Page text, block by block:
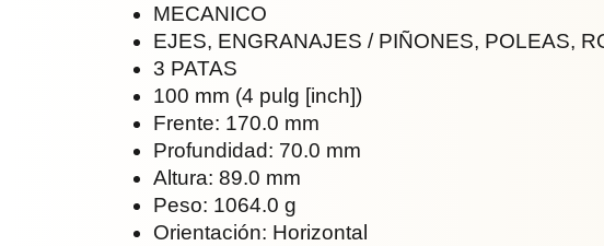
MECANICO
EJES, ENGRANAJES / PIÑONES, POLEAS,
3 PATAS
100 mm (4 pulg [inch])
Frente: 170.0 mm
Profundidad: 70.0 mm
Altura: 89.0 mm
Peso: 1064.0 g
Orientación: Horizontal